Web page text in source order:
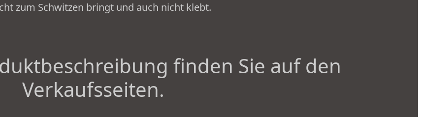
zum Schwitzen bringt und auch nicht klebt.
finden Sie auf den
Verkaufsseiten.